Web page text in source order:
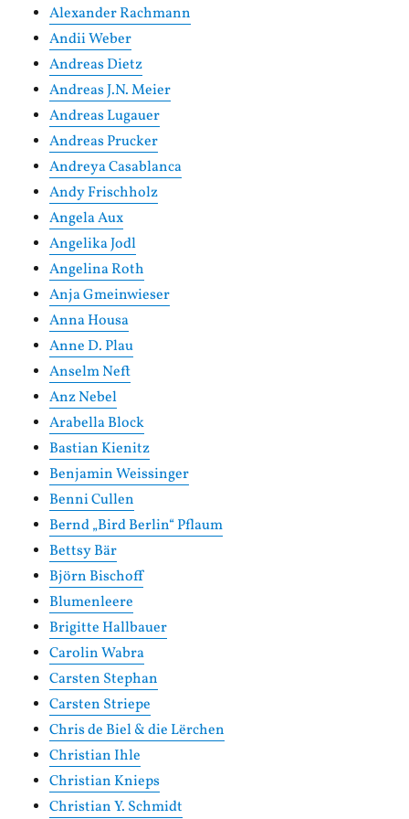
Alexander Rachmann
Andii Weber
Andreas Dietz
Andreas J.N. Meier
Andreas Lugauer
Andreas Prucker
Andreya Casablanca
Andy Frischholz
Angela Aux
Angelika Jodl
Angelina Roth
Anja Gmeinwieser
Anna Housa
Anne D. Plau
Anselm Neft
Anz Nebel
Arabella Block
Bastian Kienitz
Benjamin Weissinger
Benni Cullen
Bernd „Bird Berlin“ Pflaum
Bettsy Bär
Björn Bischoff
Blumenleere
Brigitte Hallbauer
Carolin Wabra
Carsten Stephan
Carsten Striepe
Chris de Biel & die Lërchen
Christian Ihle
Christian Knieps
Christian Y. Schmidt